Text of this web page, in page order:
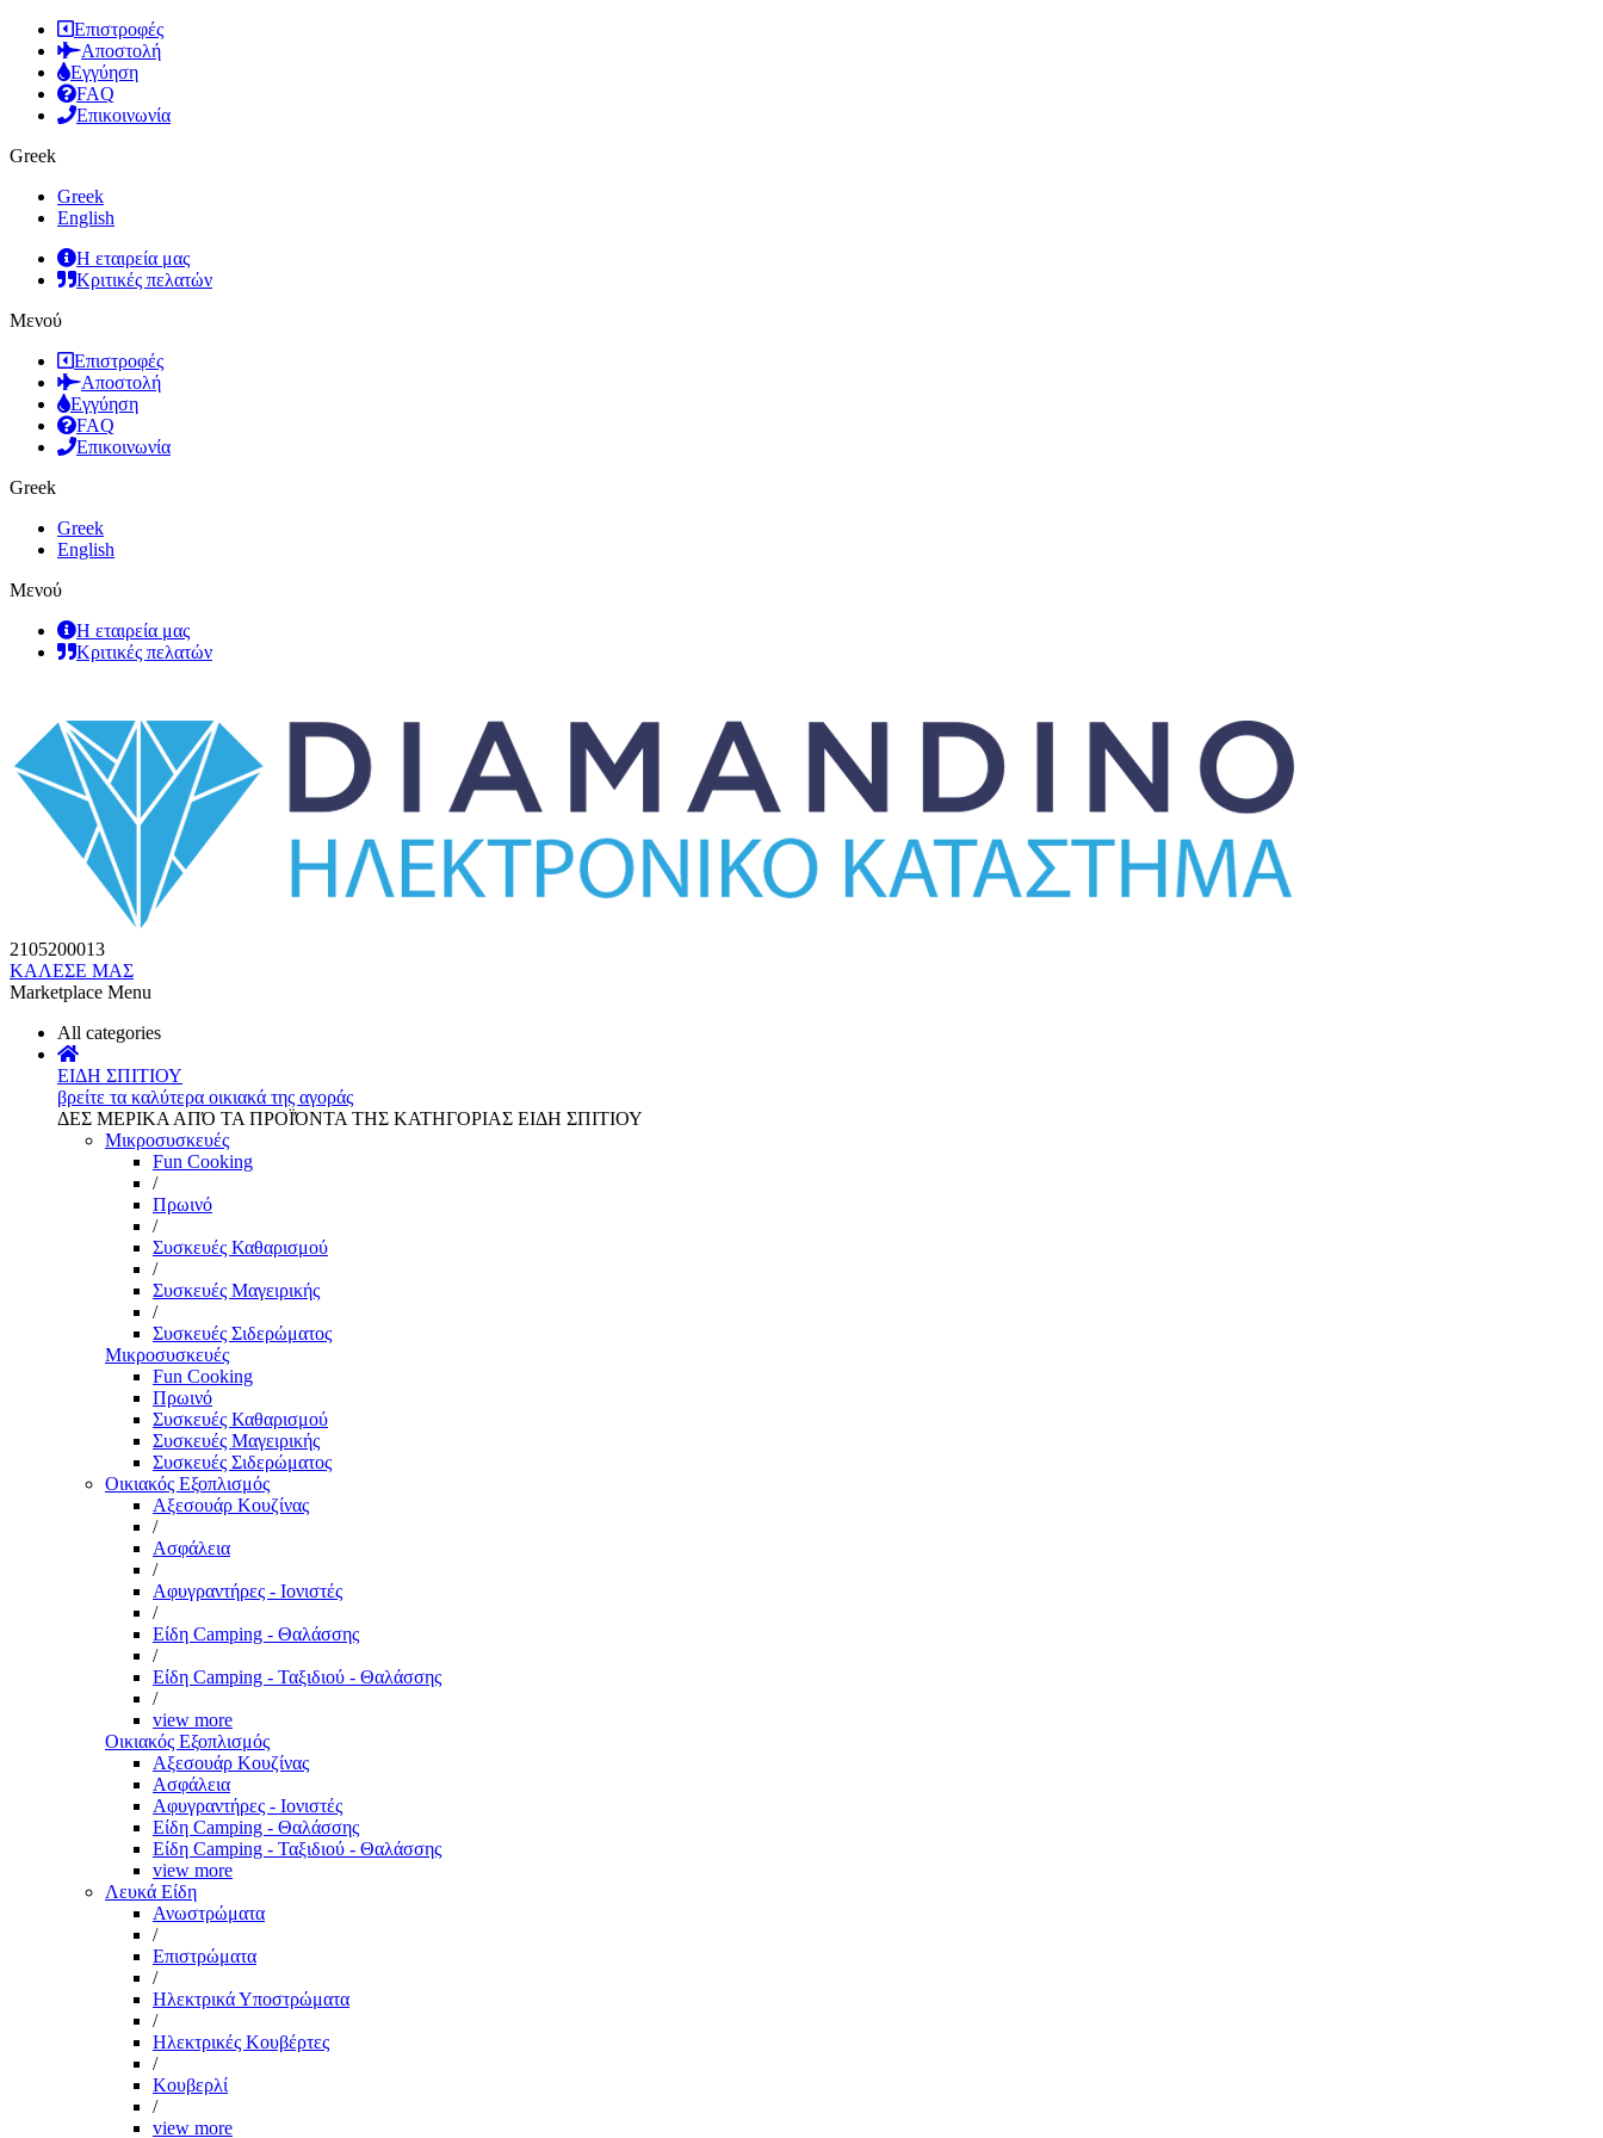
Επιστροφές
Αποστολή
Εγγύηση
FAQ
Επικοινωνία
Greek
Greek
English
Η εταιρεία μας
Κριτικές πελατών
Μενού
Επιστροφές
Αποστολή
Εγγύηση
FAQ
Επικοινωνία
Greek
Greek
English
Μενού
Η εταιρεία μας
Κριτικές πελατών
2105200013
ΚΑΛΕΣΕ ΜΑΣ
Marketplace Menu
All categories
ΕΙΔΗ ΣΠΙΤΙΟΥ
βρείτε τα καλύτερα οικιακά της αγοράς
ΔΕΣ ΜΕΡΙΚΑ ΑΠΌ ΤΑ ΠΡΟΪΌΝΤΑ ΤΗΣ ΚΑΤΗΓΟΡΙΑΣ ΕΙΔΗ ΣΠΙΤΙΟΥ
Μικροσυσκευές
Fun Cooking
/
Πρωινό
/
Συσκευές Καθαρισμού
/
Συσκευές Μαγειρικής
/
Συσκευές Σιδερώματος
Μικροσυσκευές
Fun Cooking
Πρωινό
Συσκευές Καθαρισμού
Συσκευές Μαγειρικής
Συσκευές Σιδερώματος
Οικιακός Εξοπλισμός
Αξεσουάρ Κουζίνας
/
Ασφάλεια
/
Αφυγραντήρες - Ιονιστές
/
Είδη Camping - Θαλάσσης
/
Είδη Camping - Ταξιδιού - Θαλάσσης
/
view more
Οικιακός Εξοπλισμός
Αξεσουάρ Κουζίνας
Ασφάλεια
Αφυγραντήρες - Ιονιστές
Είδη Camping - Θαλάσσης
Είδη Camping - Ταξιδιού - Θαλάσσης
view more
Λευκά Είδη
Ανωστρώματα
/
Επιστρώματα
/
Ηλεκτρικά Υποστρώματα
/
Ηλεκτρικές Κουβέρτες
/
Κουβερλί
/
view more